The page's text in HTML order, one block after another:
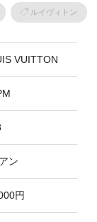
ルイヴィトン
VUITTON
ン
円